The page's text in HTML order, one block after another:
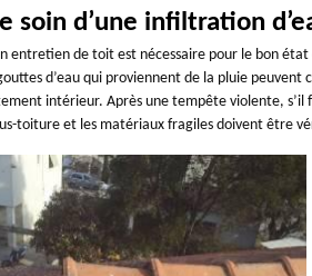
soin d’une infiltration
entretien de toit est nécessaire pour le bon
d’eau qui proviennent de la pluie
intérieur. Après une tempête violente,
toiture et les matériaux fragiles doivent être